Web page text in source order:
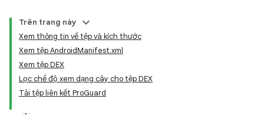
Trên trang này
Xem thông tin về tệp và kích thước
Xem tệp AndroidManifest.xml
Xem tệp DEX
Lọc chế độ xem dạng cây cho tệp DEX
Tải tệp liên kết ProGuard